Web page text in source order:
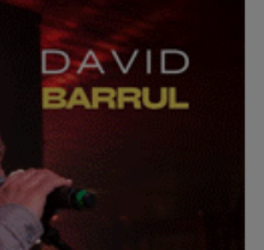
íntimo de una cita en la
historias,
de los libros y de la
entregaron los premios
Maratón Viajero. En la
ganadora Elsa Pérez,
de 8 a 14 años,